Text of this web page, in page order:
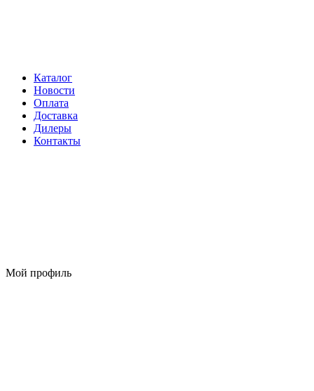
Каталог
Новости
Оплата
Доставка
Дилеры
Контакты
Мой профиль